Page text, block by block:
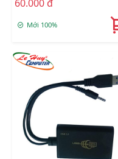
60.000 đ
Mới 100%